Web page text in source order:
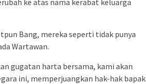
ke atas nama kerabat keluarga
Bang, mereka seperti tidak punya
Wartawan.
gugatan harta bersama, kami akan
ini, memperjuangkan hak-hak bapak